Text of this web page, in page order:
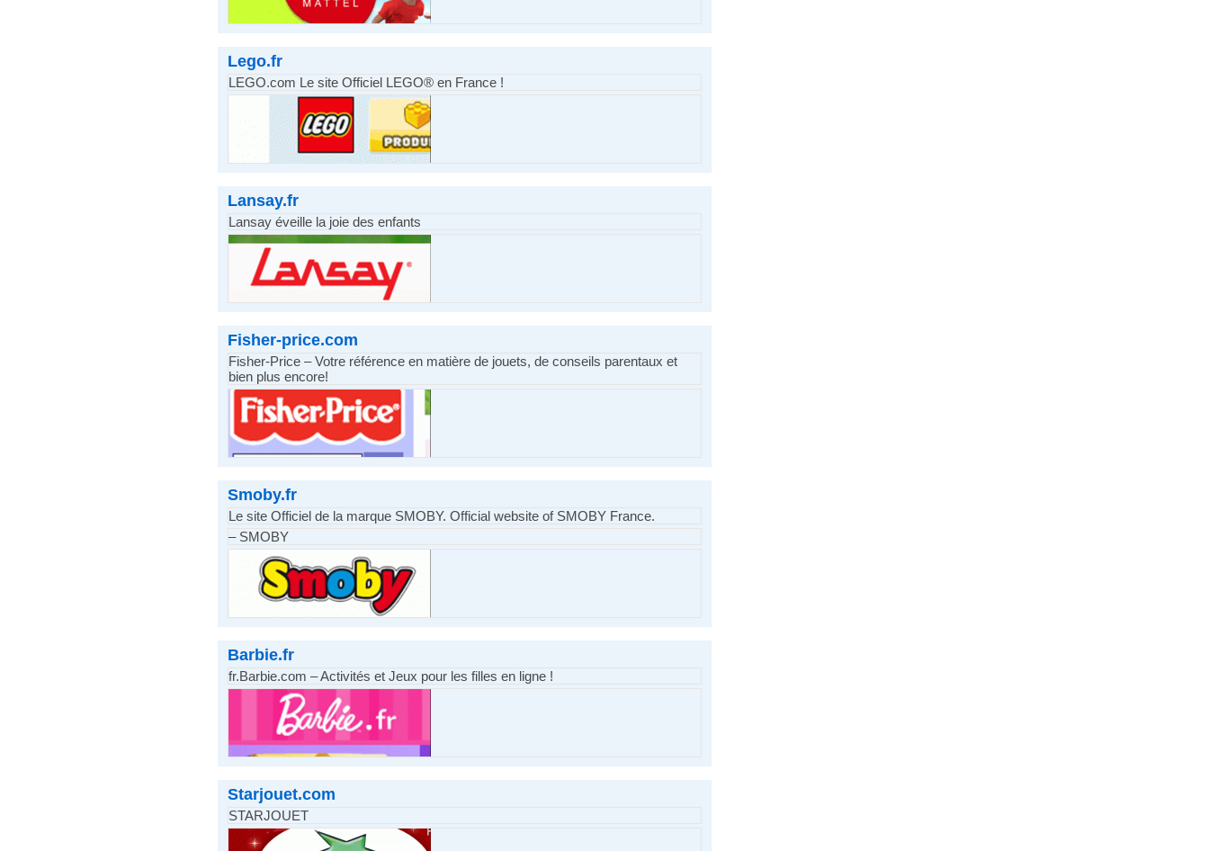
Lego.fr
LEGO.com Le site Officiel LEGO® en France !
Lansay.fr
Lansay éveille la joie des enfants
Fisher-price.com
Fisher-Price – Votre référence en matière de jouets, de conseils parentaux et
bien plus encore!
Smoby.fr
Le site Officiel de la marque SMOBY. Official website of SMOBY France.
– SMOBY
Barbie.fr
fr.Barbie.com – Activités et Jeux pour les filles en ligne !
Starjouet.com
STARJOUET